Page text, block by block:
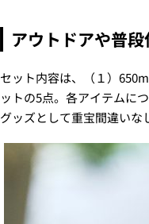
アウトドアや普
セット内容は、（１）
ットの5点。各アイテムにつ
グッズとして重宝間違いな